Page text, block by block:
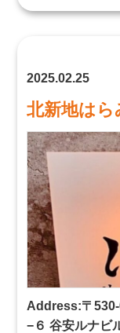
2025.02.25
北新地はら
Address:〒530-
−６ 谷安ルナビ